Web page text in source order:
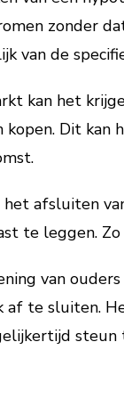
zonder
van de
kan het
kopen. Dit
afsluiten
te leggen.
van
te sluiten.
steun